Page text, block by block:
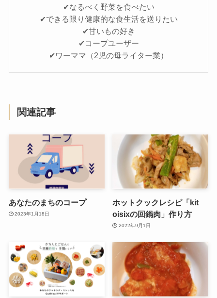
✔なるべく野菜を食べたい
✔できる限り健康的な食生活を送りたい
✔甘いもの好き
✔コープユーザー
✔ワーママ（2児の母ライター業）
関連記事
あなたのまちのコープ
2023年1月18日
ホットクックレシピ「kit
oisixの回鍋肉」作り方
2022年9月1日